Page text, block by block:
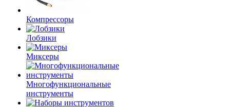
Компрессоры
Лобзики
Миксеры
Многофункциональные
инструменты